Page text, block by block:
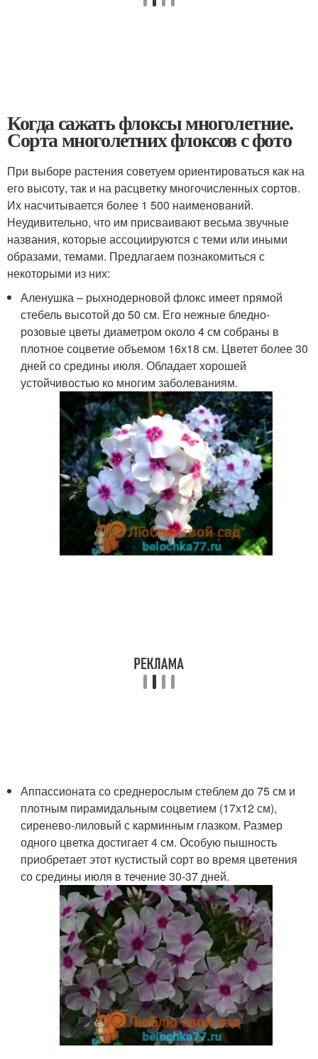
Когда сажать флоксы многолетние.
Сорта многолетних флоксов с фото
При выборе растения советуем ориентироваться как на
его высоту, так и на расцветку многочисленных сортов.
Их насчитывается более 1 500 наименований.
Неудивительно, что им присваивают весьма звучные
названия, которые ассоциируются с теми или иными
образами, темами. Предлагаем познакомиться с
некоторыми из них:
Аленушка – рыхнодерновой флокс имеет прямой
стебель высотой до 50 см. Его нежные бледно-
розовые цветы диаметром около 4 см собраны в
плотное соцветие объемом 16х18 см. Цветет более 30
дней со средины июля. Обладает хорошей
устойчивостью ко многим заболеваниям.
Аппассионата со среднерослым стеблем до 75 см и
плотным пирамидальным соцветием (17х12 см),
сиренево-лиловый с карминным глазком. Размер
одного цветка достигает 4 см. Особую пышность
приобретает этот кустистый сорт во время цветения
со средины июля в течение 30-37 дней.